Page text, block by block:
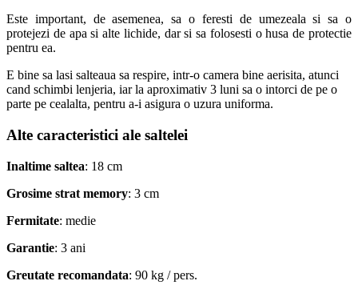
Este important, de asemenea, sa o feresti de umezeala si sa o
protejezi de apa si alte lichide, dar si sa folosesti o husa de protectie
pentru ea.
E bine sa lasi salteaua sa respire, intr-o camera bine aerisita, atunci
cand schimbi lenjeria, iar la aproximativ 3 luni sa o intorci de pe o
parte pe cealalta, pentru a-i asigura o uzura uniforma.
Alte caracteristici ale saltelei
Inaltime saltea: 18 cm
Grosime strat memory: 3 cm
Fermitate: medie
Garantie: 3 ani
Greutate recomandata: 90 kg / pers.